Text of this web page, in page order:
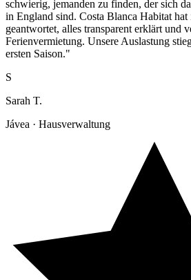
schwierig, jemanden zu finden, der sich
in England sind. Costa Blanca Habitat hat
geantwortet, alles transparent erklärt und
Ferienvermietung. Unsere Auslastung
ersten Saison."
S
Sarah T.
Jávea · Hausverwaltung